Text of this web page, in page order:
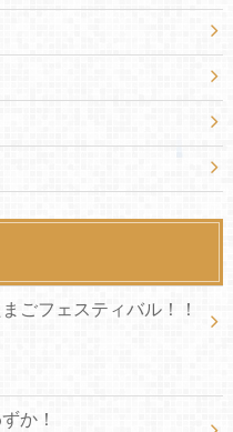
ごフェスティバル！！
か！